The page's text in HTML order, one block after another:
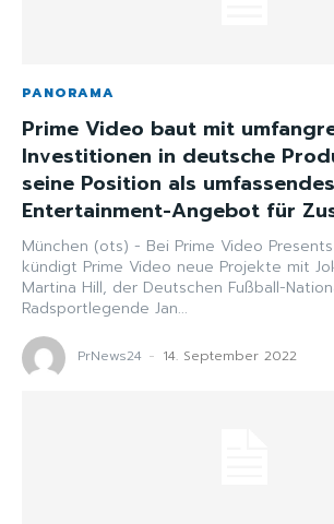
PANORAMA
Prime Video baut mit
Investitionen in deutsche
seine Position als umfassendes
Entertainment-Angebot für
München (ots) - Bei Prime Video Presents Deutschland
kündigt Prime Video neue Projekte mit
Martina Hill, der Deutschen Fußball-
Radsportlegende Jan...
PrNews24 - 14. September 2022